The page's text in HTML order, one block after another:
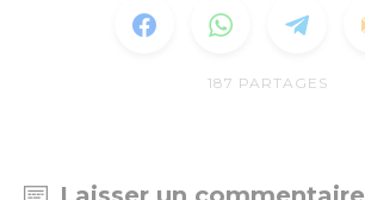
187 PARTAGES